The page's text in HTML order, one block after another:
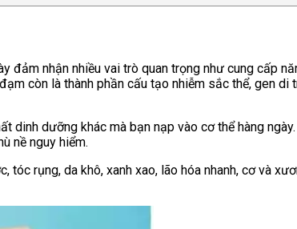
đảm nhận nhiều vai trò quan trọng như cung cấp
còn là thành phần cấu tạo nhiễm sắc thể, gen di
dưỡng khác mà bạn nạp vào cơ thể hàng
nề nguy hiểm.
rụng, da khô, xanh xao, lão hóa nhanh, cơ và